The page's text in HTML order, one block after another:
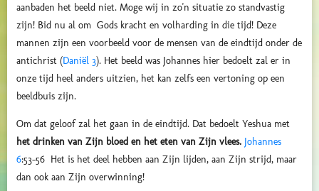
aanbaden het beeld niet. Moge wij in zo'n situatie zo standvastig
zijn! Bid nu al om Gods kracht en volharding in die tijd! Deze
mannen zijn een voorbeeld voor de mensen van de eindtijd onder de
antichrist (Daniël 3). Het beeld was Johannes hier bedoelt zal er in
onze tijd heel anders uitzien, het kan zelfs een vertoning op een
beeldbuis zijn.
Om dat geloof zal het gaan in de eindtijd. Dat bedoelt Yeshua met
het drinken van Zijn bloed en het eten van Zijn vlees. Johannes
6:53-56 Het is het deel hebben aan Zijn lijden, aan Zijn strijd, maar
dan ook aan Zijn overwinning!